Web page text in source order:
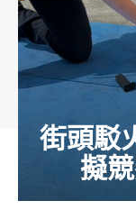
街頭駁
擬